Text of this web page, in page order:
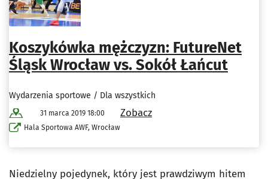
Koszykówka mężczyzn: FutureNet
Śląsk Wrocław vs. Sokół Łańcut
Wydarzenia sportowe / Dla wszystkich
31 marca 2019 18:00
Hala Sportowa AWF, Wrocław
Zobacz
Niedzielny pojedynek, który jest prawdziwym hitem